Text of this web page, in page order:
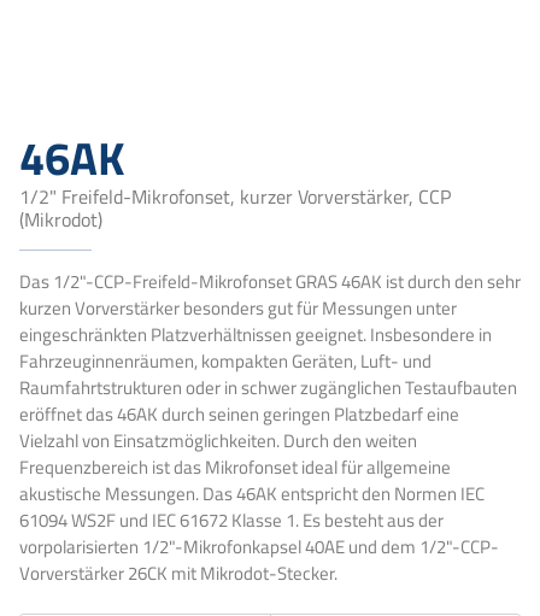
46AK
1/2" Freifeld-Mikrofonset, kurzer Vorverstärker, CCP
(Mikrodot)
Das 1/2"-CCP-Freifeld-Mikrofonset GRAS 46AK ist durch den sehr
kurzen Vorverstärker besonders gut für Messungen unter
eingeschränkten Platzverhältnissen geeignet. Insbesondere in
Fahrzeuginnenräumen, kompakten Geräten, Luft- und
Raumfahrtstrukturen oder in schwer zugänglichen Testaufbauten
eröffnet das 46AK durch seinen geringen Platzbedarf eine
Vielzahl von Einsatzmöglichkeiten. Durch den weiten
Frequenzbereich ist das Mikrofonset ideal für allgemeine
akustische Messungen. Das 46AK entspricht den Normen IEC
61094 WS2F und IEC 61672 Klasse 1. Es besteht aus der
vorpolarisierten 1/2"-Mikrofonkapsel 40AE und dem 1/2"-CCP-
Vorverstärker 26CK mit Mikrodot-Stecker.